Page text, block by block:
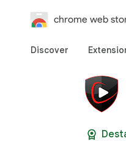
chrome web
Discover